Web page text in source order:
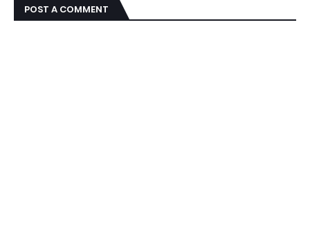
POST A COMMENT